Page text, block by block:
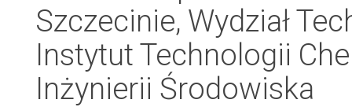
Szczecinie, Wydział
Instytut Technologii
Inżynierii Środowiska